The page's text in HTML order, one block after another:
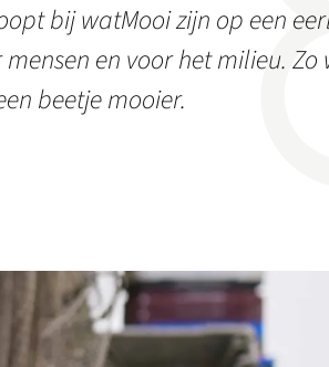
bij watMooi zijn op een
en voor het milieu.
beetje mooier.